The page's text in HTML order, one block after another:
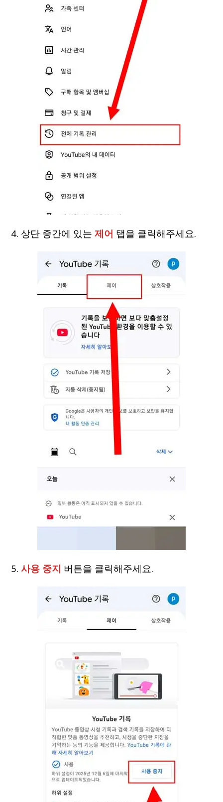
4. 상단 중간에 있는제어 탭을 클릭해주세요.
5.사용 중지 버튼을 클릭해주세요.